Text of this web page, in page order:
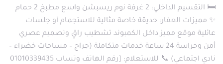
🛏️ التقسيم الداخلي: 2 غرفة نوم ريسبشن واسع مطبخ 2 حمام
✨ مميزات العقار: حديقة خاصة مثالية للاستجمام أو جلسات
عائلية موقع مميز داخل الكمبوند تشطيب راقٍ وتصميم عصري
أمن وحراسة 24 ساعة خدمات متكاملة (جراج – مساحات خضراء –
نادي اجتماعي) 📞 للاستعلام: [رقم الهاتف وتساب 01010339435